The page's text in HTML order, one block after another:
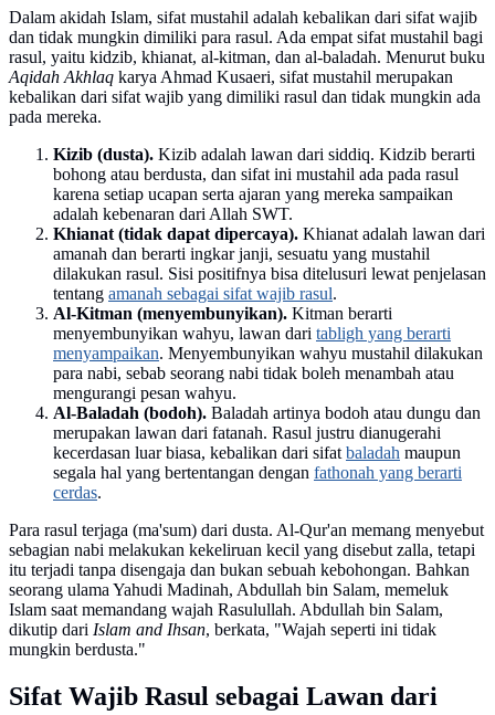
Dalam akidah Islam, sifat mustahil adalah kebalikan dari sifat wajib
dan tidak mungkin dimiliki para rasul. Ada empat sifat mustahil bagi
rasul, yaitu kidzib, khianat, al-kitman, dan al-baladah. Menurut buku
Aqidah Akhlaq karya Ahmad Kusaeri, sifat mustahil merupakan
kebalikan dari sifat wajib yang dimiliki rasul dan tidak mungkin ada
pada mereka.
Kizib (dusta). Kizib adalah lawan dari siddiq. Kidzib berarti
bohong atau berdusta, dan sifat ini mustahil ada pada rasul
karena setiap ucapan serta ajaran yang mereka sampaikan
adalah kebenaran dari Allah SWT.
Khianat (tidak dapat dipercaya). Khianat adalah lawan dari
amanah dan berarti ingkar janji, sesuatu yang mustahil
dilakukan rasul. Sisi positifnya bisa ditelusuri lewat penjelasan
tentang amanah sebagai sifat wajib rasul.
Al-Kitman (menyembunyikan). Kitman berarti
menyembunyikan wahyu, lawan dari tabligh yang berarti
menyampaikan. Menyembunyikan wahyu mustahil dilakukan
para nabi, sebab seorang nabi tidak boleh menambah atau
mengurangi pesan wahyu.
Al-Baladah (bodoh). Baladah artinya bodoh atau dungu dan
merupakan lawan dari fatanah. Rasul justru dianugerahi
kecerdasan luar biasa, kebalikan dari sifat baladah maupun
segala hal yang bertentangan dengan fathonah yang berarti
cerdas.
Para rasul terjaga (ma'sum) dari dusta. Al-Qur'an memang menyebut
sebagian nabi melakukan kekeliruan kecil yang disebut zalla, tetapi
itu terjadi tanpa disengaja dan bukan sebuah kebohongan. Bahkan
seorang ulama Yahudi Madinah, Abdullah bin Salam, memeluk
Islam saat memandang wajah Rasulullah. Abdullah bin Salam,
dikutip dari Islam and Ihsan, berkata, "Wajah seperti ini tidak
mungkin berdusta."
Sifat Wajib Rasul sebagai Lawan dari